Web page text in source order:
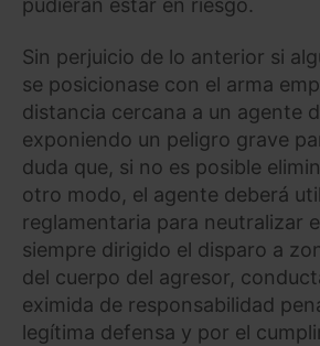
pudieran estar en riesgo.
Sin perjuicio de lo anterior si
se posicionase con el arma
distancia cercana a un agente
exponiendo un peligro grave
duda que, si no es posible
otro modo, el agente deberá
reglamentaria para neutralizar
siempre dirigido el disparo a
del cuerpo del agresor,
eximida de responsabilidad
legítima defensa y por el